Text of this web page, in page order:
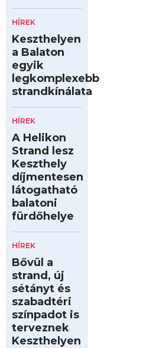
HÍREK
Keszthelyen
a Balaton
egyik
legkomplexebb
strandkínálata
HÍREK
A Helikon
Strand lesz
Keszthely
díjmentesen
látogatható
balatoni
fürdőhelye
HÍREK
Bővül a
strand, új
sétányt és
szabadtéri
színpadot is
terveznek
Keszthelyen